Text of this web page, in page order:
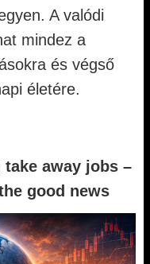
A valódi
mindez a
és végső
életére.
away jobs –
good news